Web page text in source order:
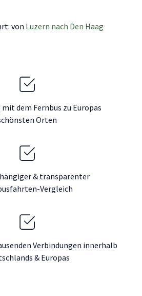
von Luzern nach Den Haag
dem Fernbus zu Europas
Orten
& transparenter
Vergleich
Verbindungen innerhalb
& Europas